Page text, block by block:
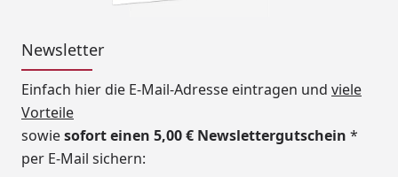
Newsletter
Einfach hier die E-Mail-Adresse eintragen und viele
Vorteile
sowiesofort einen 5,00 € Newslettergutschein *
per E-Mail sichern: